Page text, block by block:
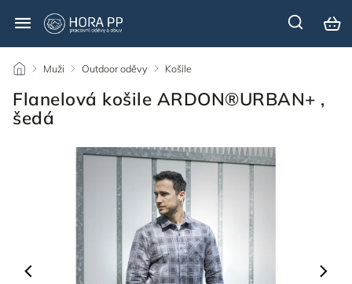
/ Muži / Outdoor oděvy / Košile
Flanelová košile ARDON®URBAN+ ,
šedá